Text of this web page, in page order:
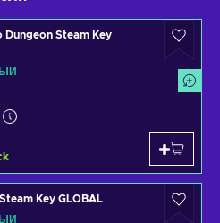
Dungeon Steam Key
Key GLOBAL